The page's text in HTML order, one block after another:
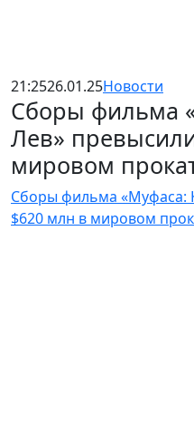
21:2526.01.25Новости
Сборы фильма
Лев»
мировом
Сборы фильма «Муфаса:
$620 млн в мировом